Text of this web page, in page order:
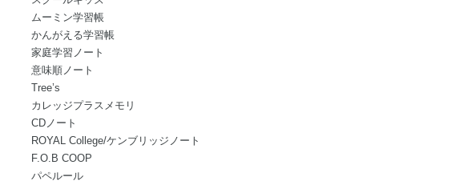
ムーミン学習帳
かんがえる学習帳
家庭学習ノート
意味順ノート
Tree’s
カレッジプラスメモリ
CDノート
ROYAL College/ケンブリッジノート
F.O.B COOP
パペルール